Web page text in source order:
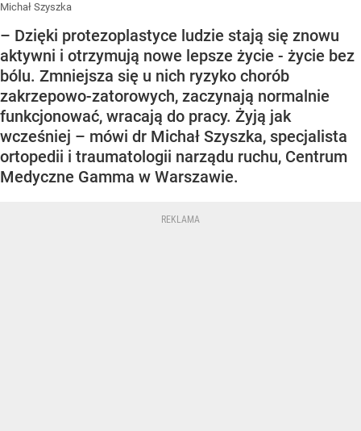
Michał Szyszka
– Dzięki protezoplastyce ludzie stają się znowu
aktywni i otrzymują nowe lepsze życie - życie bez
bólu. Zmniejsza się u nich ryzyko chorób
zakrzepowo-zatorowych, zaczynają normalnie
funkcjonować, wracają do pracy. Żyją jak
wcześniej – mówi dr Michał Szyszka, specjalista
ortopedii i traumatologii narządu ruchu, Centrum
Medyczne Gamma w Warszawie.